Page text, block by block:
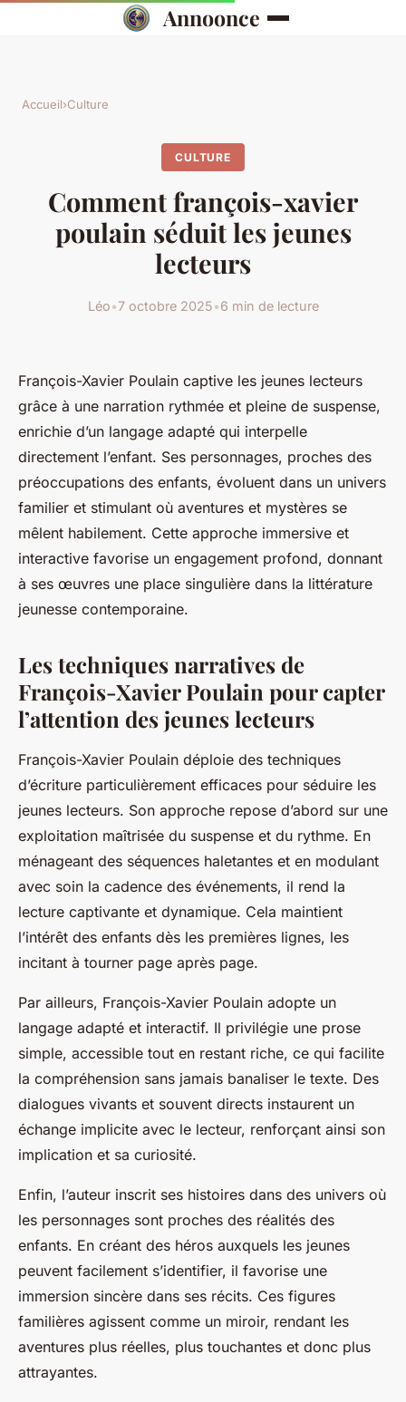
Annoonce
Accueil›Culture
CULTURE
Comment françois-xavier
poulain séduit les jeunes
lecteurs
Léo•7 octobre 2025•6 min de lecture
François-Xavier Poulain captive les jeunes lecteurs
grâce à une narration rythmée et pleine de suspense,
enrichie d’un langage adapté qui interpelle
directement l’enfant. Ses personnages, proches des
préoccupations des enfants, évoluent dans un univers
familier et stimulant où aventures et mystères se
mêlent habilement. Cette approche immersive et
interactive favorise un engagement profond, donnant
à ses œuvres une place singulière dans la littérature
jeunesse contemporaine.
Les techniques narratives de
François-Xavier Poulain pour capter
l’attention des jeunes lecteurs
François-Xavier Poulain déploie des techniques
d’écriture particulièrement efficaces pour séduire les
jeunes lecteurs. Son approche repose d’abord sur une
exploitation maîtrisée du suspense et du rythme. En
ménageant des séquences haletantes et en modulant
avec soin la cadence des événements, il rend la
lecture captivante et dynamique. Cela maintient
l’intérêt des enfants dès les premières lignes, les
incitant à tourner page après page.
Par ailleurs, François-Xavier Poulain adopte un
langage adapté et interactif. Il privilégie une prose
simple, accessible tout en restant riche, ce qui facilite
la compréhension sans jamais banaliser le texte. Des
dialogues vivants et souvent directs instaurent un
échange implicite avec le lecteur, renforçant ainsi son
implication et sa curiosité.
Enfin, l’auteur inscrit ses histoires dans des univers où
les personnages sont proches des réalités des
enfants. En créant des héros auxquels les jeunes
peuvent facilement s’identifier, il favorise une
immersion sincère dans ses récits. Ces figures
familières agissent comme un miroir, rendant les
aventures plus réelles, plus touchantes et donc plus
attrayantes.